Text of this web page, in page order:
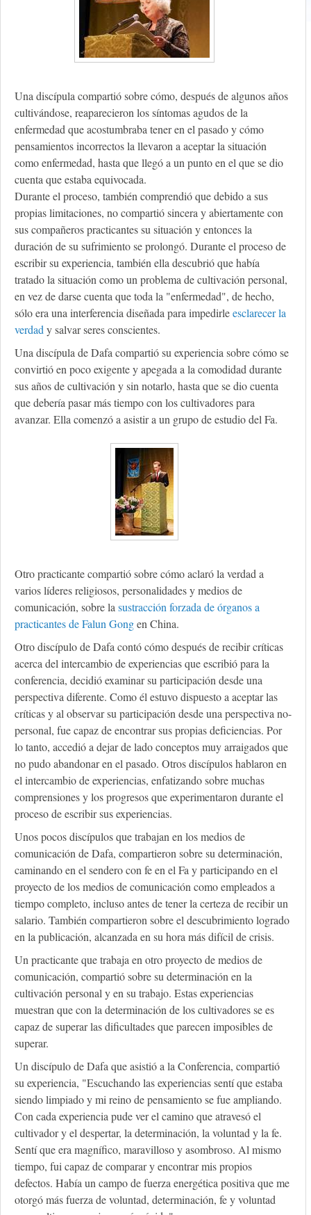
Una discípula compartió sobre cómo, después de algunos años
cultivándose, reaparecieron los síntomas agudos de la
enfermedad que acostumbraba tener en el pasado y cómo
pensamientos incorrectos la llevaron a aceptar la situación
como enfermedad, hasta que llegó a un punto en el que se dio
cuenta que estaba equivocada.
Durante el proceso, también comprendió que debido a sus
propias limitaciones, no compartió sincera y abiertamente con
sus compañeros practicantes su situación y entonces la
duración de su sufrimiento se prolongó. Durante el proceso de
escribir su experiencia, también ella descubrió que había
tratado la situación como un problema de cultivación personal,
en vez de darse cuenta que toda la "enfermedad", de hecho,
sólo era una interferencia diseñada para impedirleesclarecer la
verdady salvar seres conscientes.
Una discípula de Dafa compartió su experiencia sobre cómo se
convirtió en poco exigente y apegada a la comodidad durante
sus años de cultivación y sin notarlo, hasta que se dio cuenta
que debería pasar más tiempo con los cultivadores para
avanzar. Ella comenzó a asistir a un grupo de estudio del Fa.
Otro practicante compartió sobre cómo aclaró la verdad a
varios líderes religiosos, personalidades y medios de
comunicación, sobre lasustracción forzada de órganos a
practicantes de Falun Gongen China.
Otro discípulo de Dafa contó cómo después de recibir críticas
acerca del intercambio de experiencias que escribió para la
conferencia, decidió examinar su participación desde una
perspectiva diferente. Como él estuvo dispuesto a aceptar las
críticas y al observar su participación desde una perspectiva no-
personal, fue capaz de encontrar sus propias deficiencias. Por
lo tanto, accedió a dejar de lado conceptos muy arraigados que
no pudo abandonar en el pasado. Otros discípulos hablaron en
el intercambio de experiencias, enfatizando sobre muchas
comprensiones y los progresos que experimentaron durante el
proceso de escribir sus experiencias.
Unos pocos discípulos que trabajan en los medios de
comunicación de Dafa, compartieron sobre su determinación,
caminando en el sendero con fe en el Fa y participando en el
proyecto de los medios de comunicación como empleados a
tiempo completo, incluso antes de tener la certeza de recibir un
salario. También compartieron sobre el descubrimiento logrado
en la publicación, alcanzada en su hora más difícil de crisis.
Un practicante que trabaja en otro proyecto de medios de
comunicación, compartió sobre su determinación en la
cultivación personal y en su trabajo. Estas experiencias
muestran que con la determinación de los cultivadores se es
capaz de superar las dificultades que parecen imposibles de
superar.
Un discípulo de Dafa que asistió a la Conferencia, compartió
su experiencia, "Escuchando las experiencias sentí que estaba
siendo limpiado y mi reino de pensamiento se fue ampliando.
Con cada experiencia pude ver el camino que atravesó el
cultivador y el despertar, la determinación, la voluntad y la fe.
Sentí que era magnífico, maravilloso y asombroso. Al mismo
tiempo, fui capaz de comparar y encontrar mis propios
defectos. Había un campo de fuerza energética positiva que me
otorgó más fuerza de voluntad, determinación, fe y voluntad